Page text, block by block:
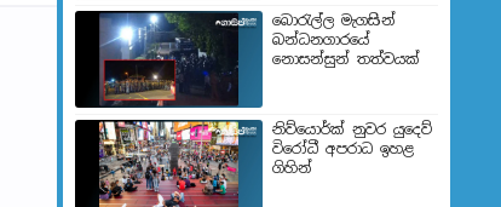
බොරැල්ල මැගසින්
බන්ධනගාරයේ
නොසන්සුන් තත්වයක්
නිව්යොර්ක් නුවර යුදෙව්
විරෝධී අපරාධ ඉහළ
ගිහින්